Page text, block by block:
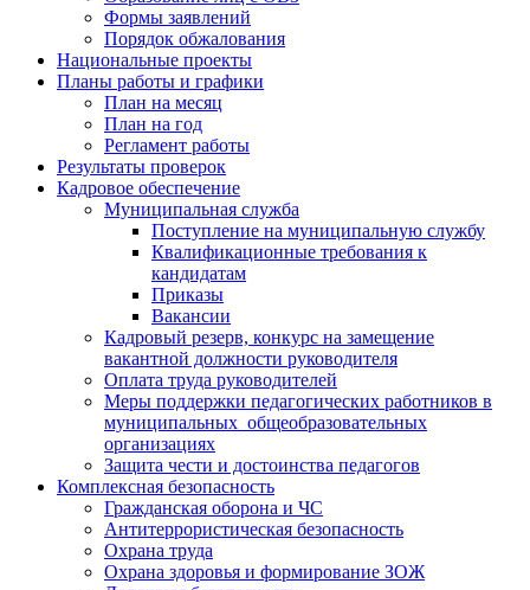
Формы заявлений
Порядок обжалования
Национальные проекты
Планы работы и графики
План на месяц
План на год
Регламент работы
Результаты проверок
Кадровое обеспечение
Муниципальная служба
Поступление на муниципальную службу
Квалификационные требования к
кандидатам
Приказы
Вакансии
Кадровый резерв, конкурс на замещение
вакантной должности руководителя
Оплата труда руководителей
Меры поддержки педагогических работников в
муниципальных общеобразовательных
организациях
Защита чести и достоинства педагогов
Комплексная безопасность
Гражданская оборона и ЧС
Антитеррористическая безопасность
Охрана труда
Охрана здоровья и формирование ЗОЖ